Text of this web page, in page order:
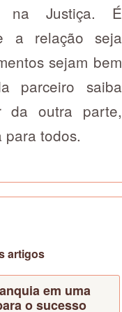
na Justiça. É
a relação seja
sejam bem
parceiro saiba
da outra parte,
todos.
artigos
em uma
o sucesso